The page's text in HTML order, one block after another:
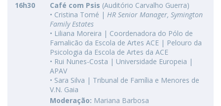
16h30 Café com Psis (Auditório Carvalho Guerra)
• Cristina Tomé | HR Senior Manager, Symington
Family Estates
• Liliana Moreira | Coordenadora do Pólo de
Famalicão da Escola de Artes ACE | Pelouro da
Psicologia da Escola de Artes da ACE
• Rui Nunes-Costa | Universidade Europeia |
APAV
• Sara Silva | Tribunal de Família e Menores de
V.N. Gaia
Moderação: Mariana Barbosa